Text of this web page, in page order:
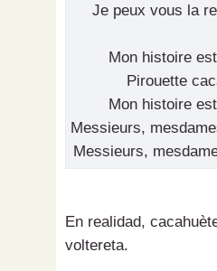
Je peux vous la
Mon histoire
Pirouette
Mon histoire
Messieurs,
Messieurs,
En realidad,
voltereta.